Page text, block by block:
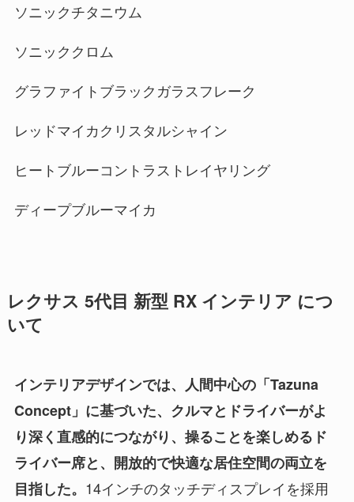
ソニックチタニウム
ソニッククロム
グラファイトブラックガラスフレーク
レッドマイカクリスタルシャイン
ヒートブルーコントラストレイヤリング
ディープブルーマイカ
レクサス 5代目 新型 RX インテリア につ
いて
インテリアデザインでは、人間中心の「Tazuna
Concept」に基づいた、クルマとドライバーがよ
り深く直感的につながり、操ることを楽しめるド
ライバー席と、開放的で快適な居住空間の両立を
目指した。 14インチのタッチディスプレイを採用